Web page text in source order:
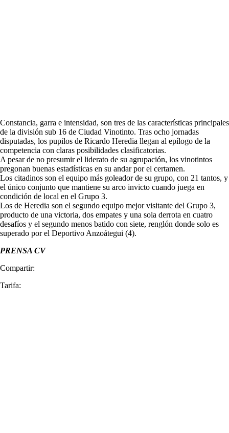
Constancia, garra e intensidad, son tres de las características principales
de la división sub 16 de Ciudad Vinotinto. Tras ocho jornadas
disputadas, los pupilos de Ricardo Heredia llegan al epílogo de la
competencia con claras posibilidades clasificatorias.
A pesar de no presumir el liderato de su agrupación, los vinotintos
pregonan buenas estadísticas en su andar por el certamen.
Los citadinos son el equipo más goleador de su grupo, con 21 tantos, y
el único conjunto que mantiene su arco invicto cuando juega en
condición de local en el Grupo 3.
Los de Heredia son el segundo equipo mejor visitante del Grupo 3,
producto de una victoria, dos empates y una sola derrota en cuatro
desafíos y el segundo menos batido con siete, renglón donde solo es
superado por el Deportivo Anzoátegui (4).
PRENSA CV
Compartir:
Tarifa: